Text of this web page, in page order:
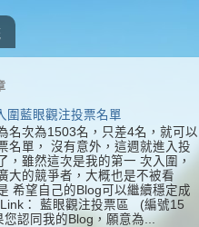
圍藍眼觀注投票名單
名次為1503名，只差4名，就可以
名單， 沒有意外，這週就進入投
，雖然這次是我的第一 次入圍，
大的競爭者，大概也是不被看
希望自己的Blog可以繼續穩定成
： 藍眼觀注投票區 (編號15
認同我的Blog，願意為...